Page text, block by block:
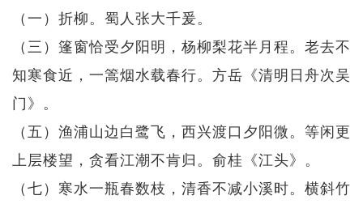
（一）折柳。蜀人张大千爰。
（三）篷窗恰受夕阳明，杨柳梨花半月程。老去不
知寒食近，一篙烟水载春行。方岳《清明日舟次吴
门》。
（五）渔浦山边白鹭飞，西兴渡口夕阳微。等闲更
上层楼望，贪看江潮不肯归。俞桂《江头》。
（七）寒水一瓶春数枝，清香不减小溪时。横斜竹